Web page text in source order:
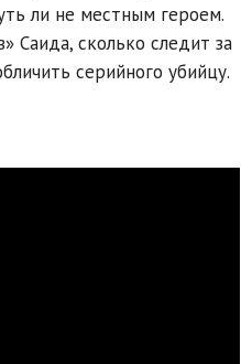
ли не местным героем.
Саида, сколько следит за
серийного убийцу.